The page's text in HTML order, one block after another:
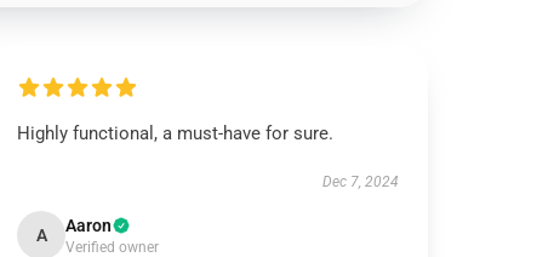
Highly functional, a must-have for sure.
Dec 7, 2024
A Aaron
Verified owner